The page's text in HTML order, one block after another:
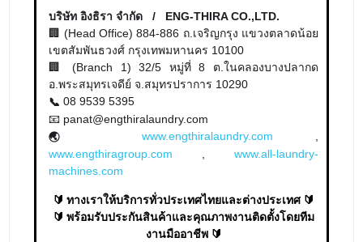
🏢 (Head Office) 884-886 ถ.เจริญกรุง แขวงตลาดน้อย
เขตสัมพันธวงศ์ กรุงเทพมหานคร 10100
🏢 (Branch 1) 32/5 หมู่ที่ 8 ต.ในคลองบางปลากด
อ.พระสมุทรเจดีย์ จ.สมุทรปราการ 10290
08 9539 5395
📧 panat@engthiralaundry.com
www.engthiragroup.com
,
machines.com
🔰 ทางเราให้บริการทั่วประเทศไทยและต่างประเทศ 🔰
🔰 พร้อมรับประกันสินค้าและคุณภาพงานติดตั้งโดยทีม
งานมืออาชีพ 🔰
เครื่องซักผ้าอุตสาหกรรม เครื่องอบผ้าอุตสาหกรรม